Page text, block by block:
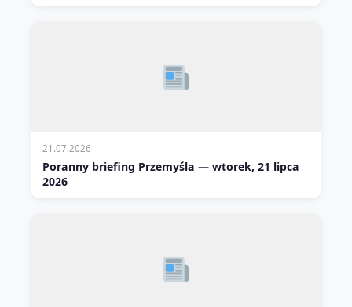
21.07.2026
Poranny briefing Przemyśla — wtorek, 21 lipca
2026